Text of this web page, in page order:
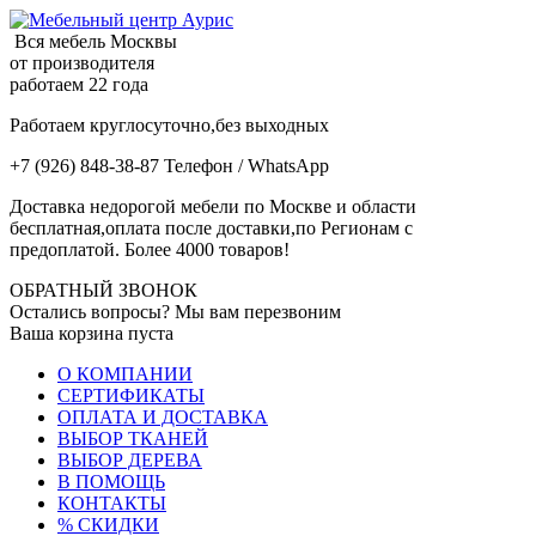
Вся мебель Москвы
от производителя
работаем 22 года
Работаем круглосуточно,без выходных
+7 (926) 848-38-87 Телефон / WhatsApp
Доставка недорогой мебели по Москве и области
бесплатная,оплата после доставки,по Регионам с
предоплатой. Более 4000 товаров!
ОБРАТНЫЙ ЗВОНОК
Остались вопросы? Мы вам перезвоним
Ваша корзина пуста
О КОМПАНИИ
СЕРТИФИКАТЫ
ОПЛАТА И ДОСТАВКА
ВЫБОР ТКАНЕЙ
ВЫБОР ДЕРЕВА
В ПОМОЩЬ
КОНТАКТЫ
% СКИДКИ